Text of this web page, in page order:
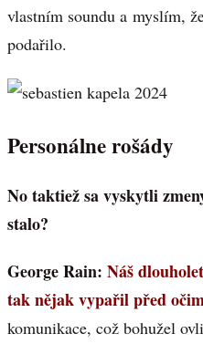
vlastním soundu a myslím,
podařilo.
Personálne rošády
No taktiež sa vyskytli
stalo?
George Rain: Náš
tak nějak vypařil před
komunikace, což bohužel